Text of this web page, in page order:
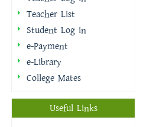
Teacher List
Student Log in
e-Payment
e-Library
College Mates
Useful Links